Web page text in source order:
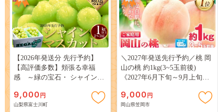
【2026年発送分 先行予約】
【高評価多数】頬張る幸福
感 ～緑の宝石・ シャインマ
３房） フルーツ 山梨県産 果
物 くだもの シャイン マスカ
9,000 円
山梨県富士川町
＼2027年発送先行予約／桃 岡
山の桃 約1kg(3~5玉前後)
《2027年6月下旬～9月上旬頃
岡山 はくとう スイーツ フル
ーツ 果物 デザート 旬 モモ も
9,000 円
岡山県笠岡市